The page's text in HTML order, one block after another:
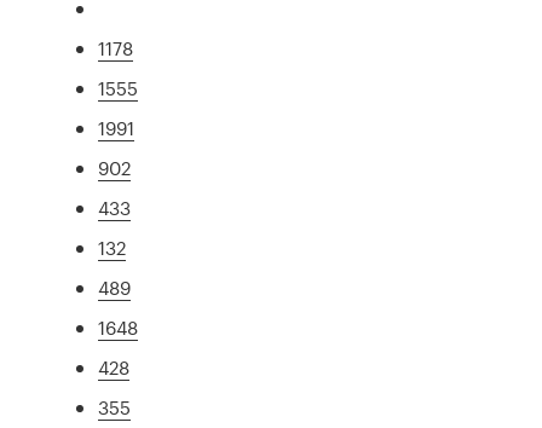
1178
1555
1991
902
433
132
489
1648
428
355